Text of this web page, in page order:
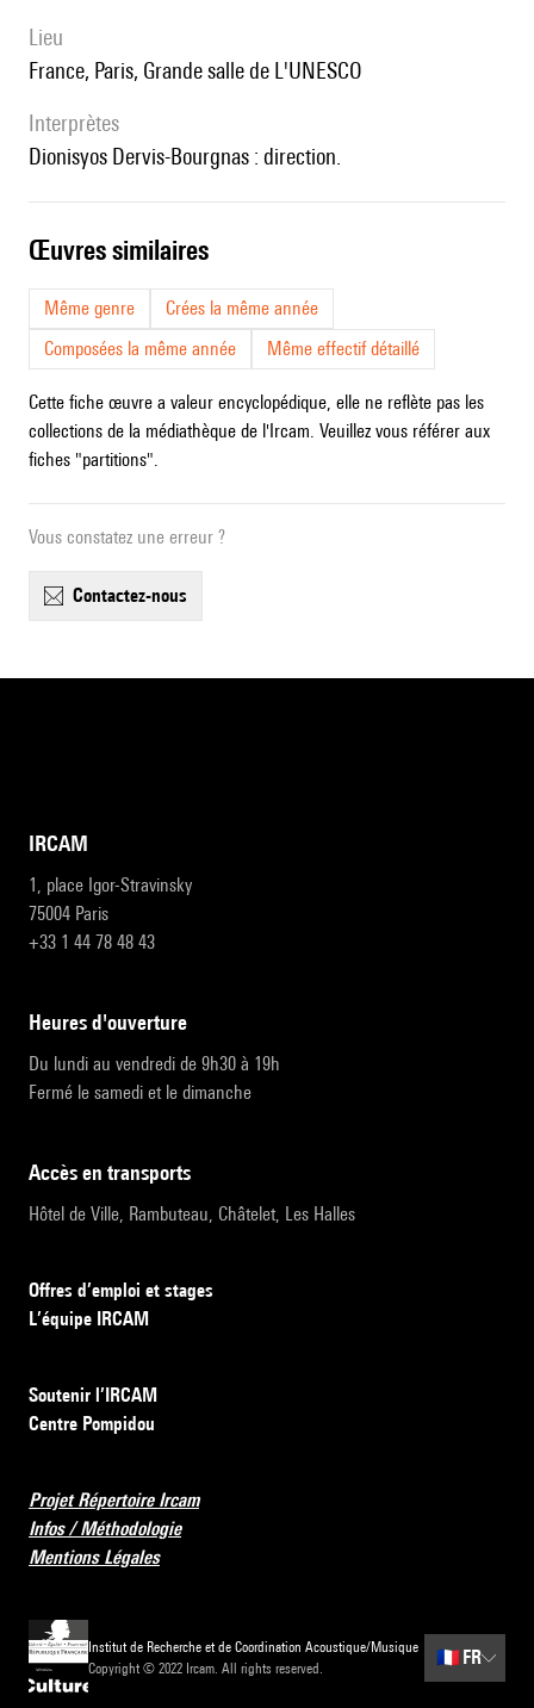
lieu
France, Paris, Grande salle de L'UNESCO
interprètes
Dionisyos Dervis-Bourgnas : direction.
œuvres similaires
Même genre
Crées la même année
Composées la même année
Même effectif détaillé
Cette fiche œuvre a valeur encyclopédique, elle ne reflète pas les
collections de la médiathèque de l'Ircam. Veuillez vous référer aux
fiches "partitions".
Vous constatez une erreur ?
contactez-nous
IRCAM
1, place Igor-Stravinsky
75004 Paris
+33 1 44 78 48 43
heures d'ouverture
Du lundi au vendredi de 9h30 à 19h
Fermé le samedi et le dimanche
accès en transports
Hôtel de Ville, Rambuteau, Châtelet, Les Halles
Offres d’emploi et stages
L’équipe IRCAM
Soutenir l’IRCAM
Centre Pompidou
Projet Répertoire Ircam
Infos / Méthodologie
Mentions Légales
Institut de Recherche et de Coordination Acoustique/Musique
Copyright © 2022 Ircam. All rights reserved.
🇫🇷 FR